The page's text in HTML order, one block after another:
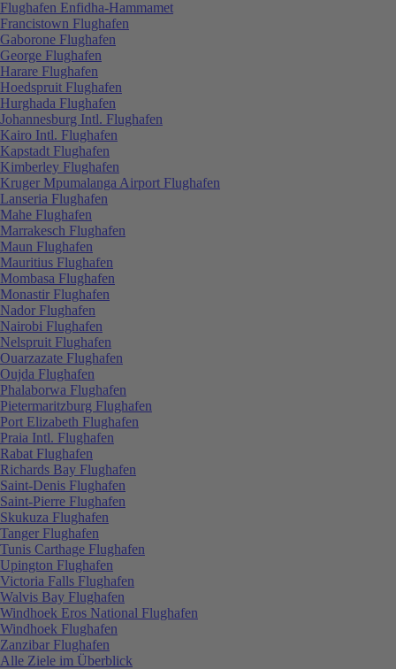
Flughafen Enfidha-Hammamet
Francistown Flughafen
Gaborone Flughafen
George Flughafen
Harare Flughafen
Hoedspruit Flughafen
Hurghada Flughafen
Johannesburg Intl. Flughafen
Kairo Intl. Flughafen
Kapstadt Flughafen
Kimberley Flughafen
Kruger Mpumalanga Airport Flughafen
Lanseria Flughafen
Mahe Flughafen
Marrakesch Flughafen
Maun Flughafen
Mauritius Flughafen
Mombasa Flughafen
Monastir Flughafen
Nador Flughafen
Nairobi Flughafen
Nelspruit Flughafen
Ouarzazate Flughafen
Oujda Flughafen
Phalaborwa Flughafen
Pietermaritzburg Flughafen
Port Elizabeth Flughafen
Praia Intl. Flughafen
Rabat Flughafen
Richards Bay Flughafen
Saint-Denis Flughafen
Saint-Pierre Flughafen
Skukuza Flughafen
Tanger Flughafen
Tunis Carthage Flughafen
Upington Flughafen
Victoria Falls Flughafen
Walvis Bay Flughafen
Windhoek Eros National Flughafen
Windhoek Flughafen
Zanzibar Flughafen
Alle Ziele im Überblick